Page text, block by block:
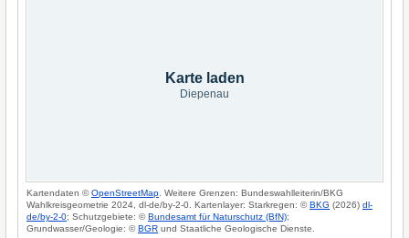
Karte laden
Diepenau
Kartendaten ©OpenStreetMap . Weitere Grenzen: Bundeswahlleiterin/BKG
Wahlkreisgeometrie 2024, dl-de/by-2-0. Kartenlayer: Starkregen: ©BKG (2026) dl-
de/by-2-0; Schutzgebiete: ©Bundesamt für Naturschutz (BfN);
Grundwasser/Geologie: ©BGR und Staatliche Geologische Dienste.